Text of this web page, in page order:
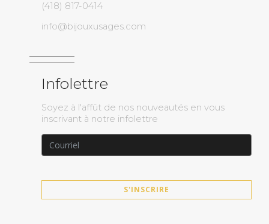
(418) 817-0414
info@bijouxusages.com
Infolettre
Soyez à l'affût de nos nouveautés en vous
inscrivant à notre infolettre
S'INSCRIRE